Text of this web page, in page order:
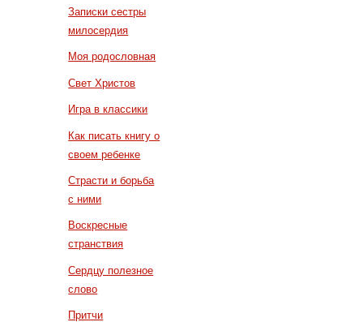
Записки сестры
милосердия
Моя родословная
Свет Христов
Игра в классики
Как писать книгу о
своем ребенке
Страсти и борьба
с ними
Воскресные
странствия
Сердцу полезное
слово
Притчи